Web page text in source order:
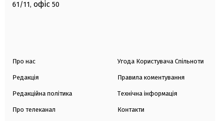
61/11, офіс 50
Про нас
Редакція
Редакційна політика
Про телеканал
Угода Користувача Спільноти
Правила коментування
Технічна інформація
Контакти